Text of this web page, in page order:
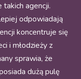
agencji.
odpowiadają
koncentruje się
i młodzieży z
sprawia, że
dużą pulę